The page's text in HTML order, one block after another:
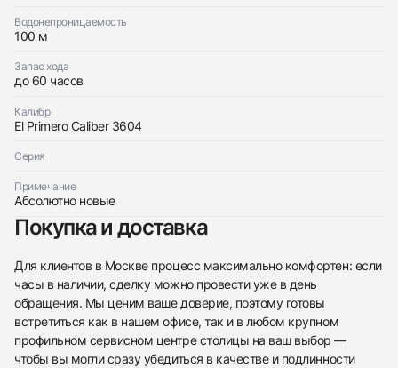
Водонепроницаемость
100 м
Запас хода
до 60 часов
Калибр
El Primero Caliber 3604
Серия
Примечание
Абсолютно новые
Покупка и доставка
Для клиентов в Москве процесс максимально комфортен: если
часы в наличии, сделку можно провести уже в день
обращения. Мы ценим ваше доверие, поэтому готовы
встретиться как в нашем офисе, так и в любом крупном
профильном сервисном центре столицы на ваш выбор —
чтобы вы могли сразу убедиться в качестве и подлинности